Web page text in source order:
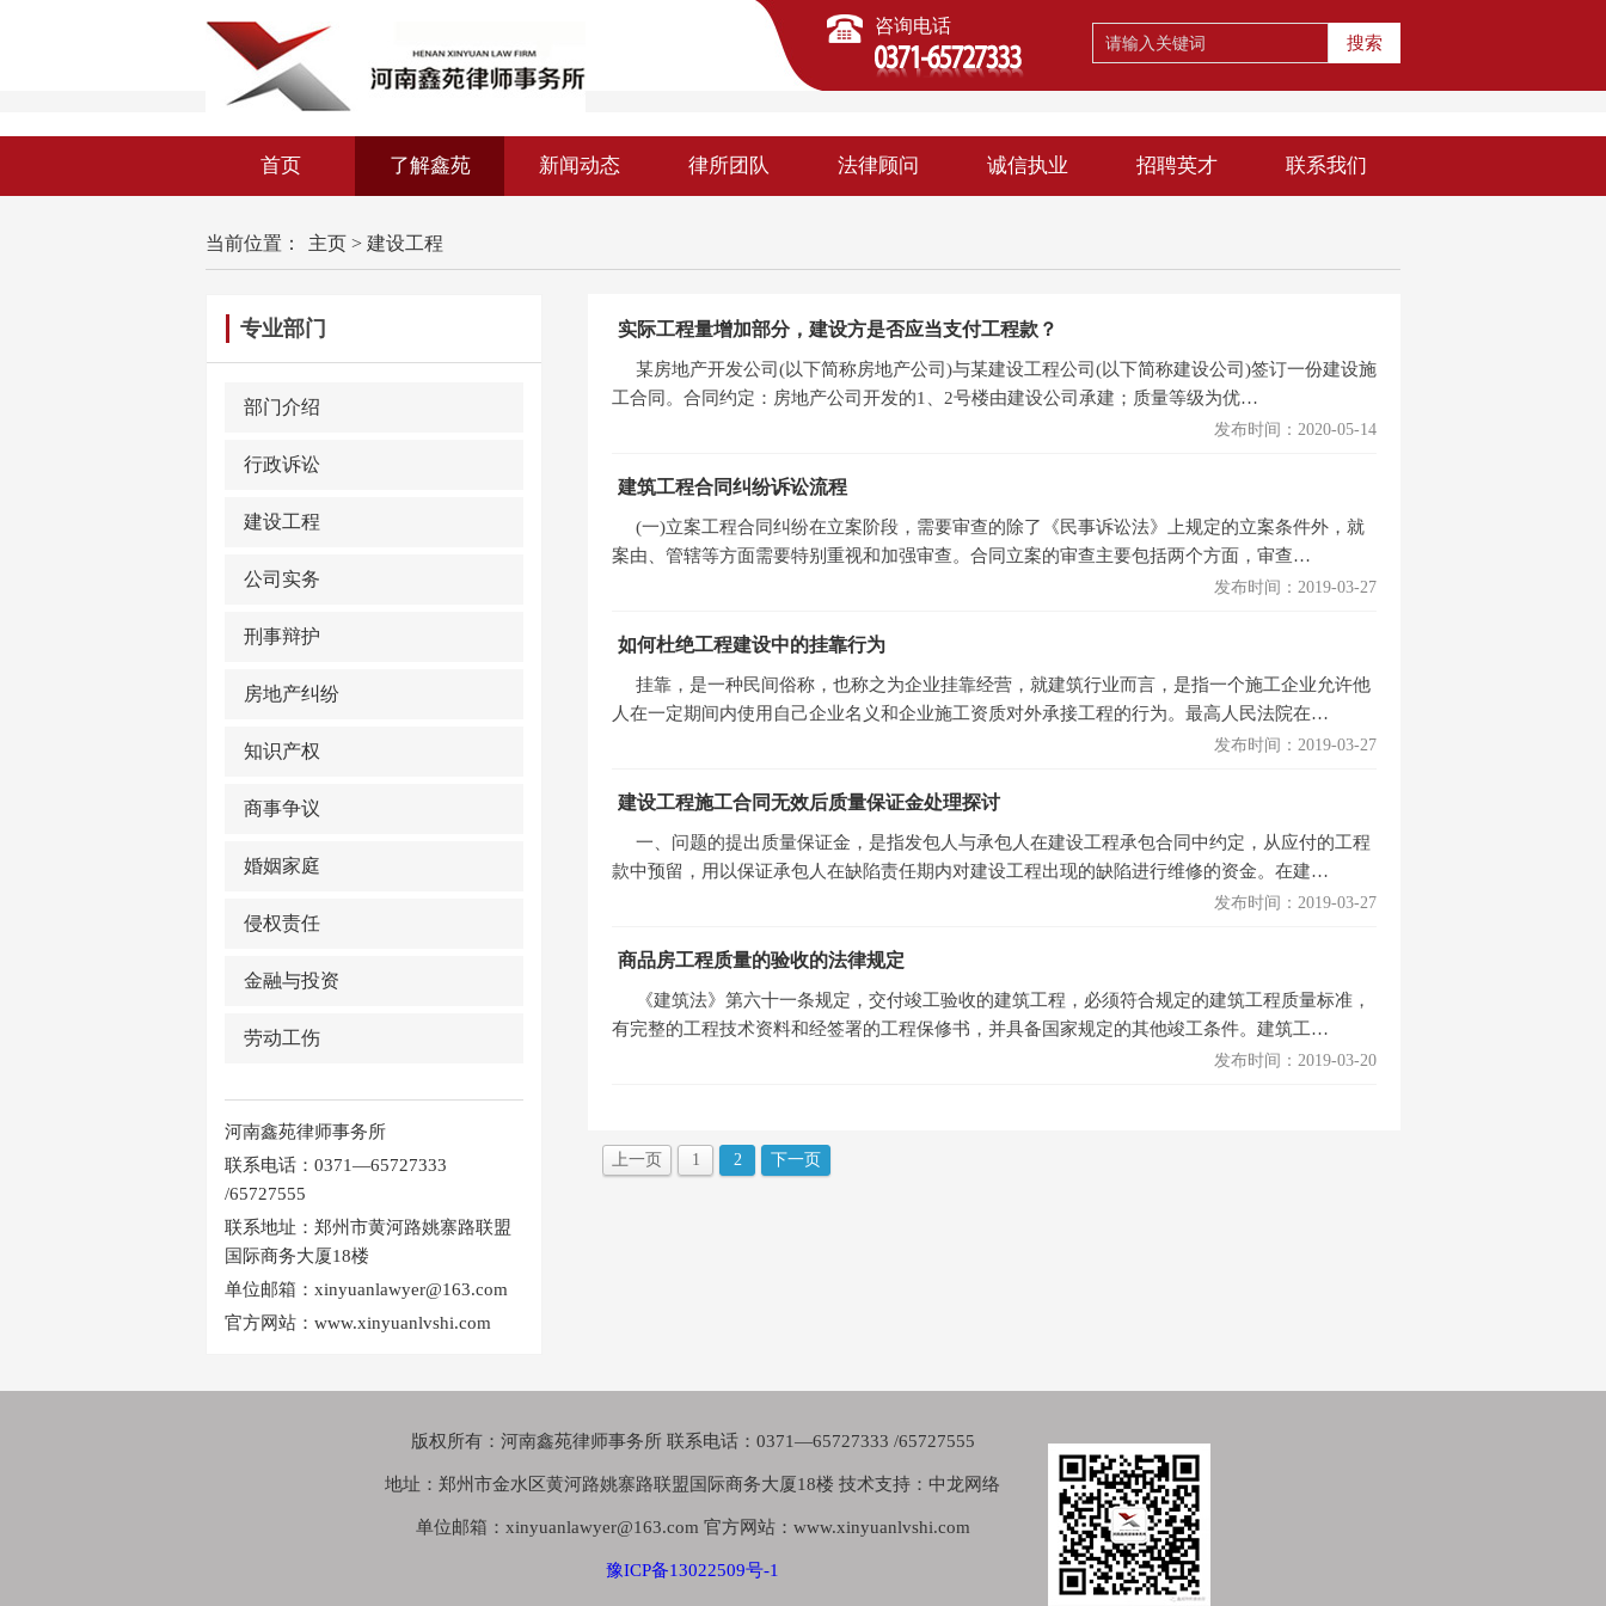
咨询电话
搜索
首页 了解鑫苑 新闻动态 律所团队 法律顾问 诚信执业 招聘英才 联系我们
当前位置： 主页 > 建设工程
专业部门
部门介绍
行政诉讼
建设工程
公司实务
刑事辩护
房地产纠纷
知识产权
商事争议
婚姻家庭
侵权责任
金融与投资
劳动工伤
河南鑫苑律师事务所
联系电话：0371—65727333
/65727555
联系地址：郑州市黄河路姚寨路联盟
国际商务大厦18楼
单位邮箱：xinyuanlawyer@163.com
官方网站：www.xinyuanlvshi.com
实际工程量增加部分，建设方是否应当支付工程款？
某房地产开发公司(以下简称房地产公司)与某建设工程公司(以下简称建设公司)签订一份建设施
工合同。合同约定：房地产公司开发的1、2号楼由建设公司承建；质量等级为优…
发布时间：2020-05-14
建筑工程合同纠纷诉讼流程
(一)立案工程合同纠纷在立案阶段，需要审查的除了《民事诉讼法》上规定的立案条件外，就
案由、管辖等方面需要特别重视和加强审查。合同立案的审查主要包括两个方面，审查…
发布时间：2019-03-27
如何杜绝工程建设中的挂靠行为
挂靠，是一种民间俗称，也称之为企业挂靠经营，就建筑行业而言，是指一个施工企业允许他
人在一定期间内使用自己企业名义和企业施工资质对外承接工程的行为。最高人民法院在…
发布时间：2019-03-27
建设工程施工合同无效后质量保证金处理探讨
一、问题的提出质量保证金，是指发包人与承包人在建设工程承包合同中约定，从应付的工程
款中预留，用以保证承包人在缺陷责任期内对建设工程出现的缺陷进行维修的资金。在建…
发布时间：2019-03-27
商品房工程质量的验收的法律规定
《建筑法》第六十一条规定，交付竣工验收的建筑工程，必须符合规定的建筑工程质量标准，
有完整的工程技术资料和经签署的工程保修书，并具备国家规定的其他竣工条件。建筑工…
发布时间：2019-03-20
上一页 1 2 下一页
版权所有：河南鑫苑律师事务所 联系电话：0371—65727333 /65727555
地址：郑州市金水区黄河路姚寨路联盟国际商务大厦18楼 技术支持：中龙网络
单位邮箱：xinyuanlawyer@163.com 官方网站：www.xinyuanlvshi.com
豫ICP备13022509号-1